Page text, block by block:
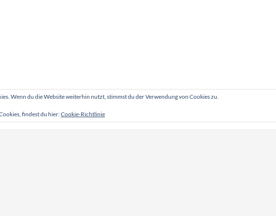
Wenn du die Website weiterhin nutzt, stimmst du der Verwendung von Cookies zu.
findest du hier:Cookie-Richtlinie